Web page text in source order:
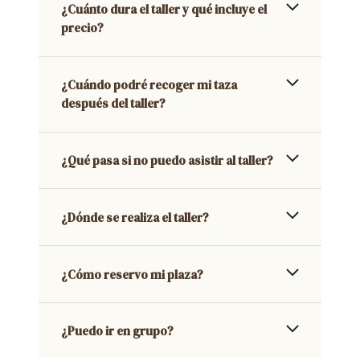
¿Cuánto dura el taller y qué incluye el
precio?
¿Cuándo podré recoger mi taza
después del taller?
¿Qué pasa si no puedo asistir al taller?
¿Dónde se realiza el taller?
¿Cómo reservo mi plaza?
¿Puedo ir en grupo?